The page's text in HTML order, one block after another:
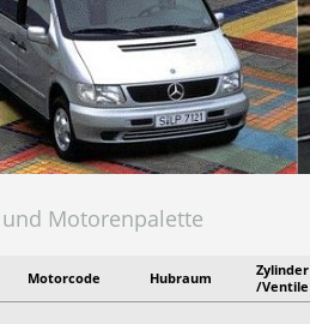
Motorenpalette
Motorcode Hubraum
Zylinder
/Ventile